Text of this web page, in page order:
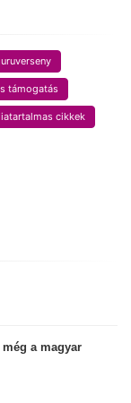
támogatás
cikkek
a magyar